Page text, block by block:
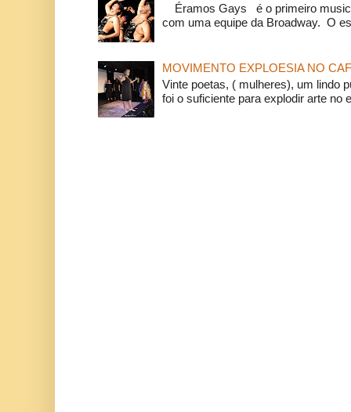
Éramos Gays é o primeiro
com uma equipe da Broadway. O
MOVIMENTO EXPLOESIA NO
Vinte poetas, ( mulheres), um lindo
foi o suficiente para explodir arte no